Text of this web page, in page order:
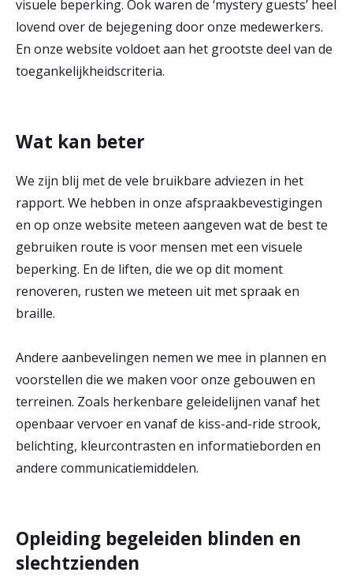
visuele beperking. Ook waren de ‘mystery guests’ heel
lovend over de bejegening door onze medewerkers.
En onze website voldoet aan het grootste deel van de
toegankelijkheidscriteria.
Wat kan beter
We zijn blij met de vele bruikbare adviezen in het
rapport. We hebben in onze afspraakbevestigingen
en op onze website meteen aangeven wat de best te
gebruiken route is voor mensen met een visuele
beperking. En de liften, die we op dit moment
renoveren, rusten we meteen uit met spraak en
braille.
Andere aanbevelingen nemen we mee in plannen en
voorstellen die we maken voor onze gebouwen en
terreinen. Zoals herkenbare geleidelijnen vanaf het
openbaar vervoer en vanaf de kiss-and-ride strook,
belichting, kleurcontrasten en informatieborden en
andere communicatiemiddelen.
Opleiding begeleiden blinden en
slechtzienden